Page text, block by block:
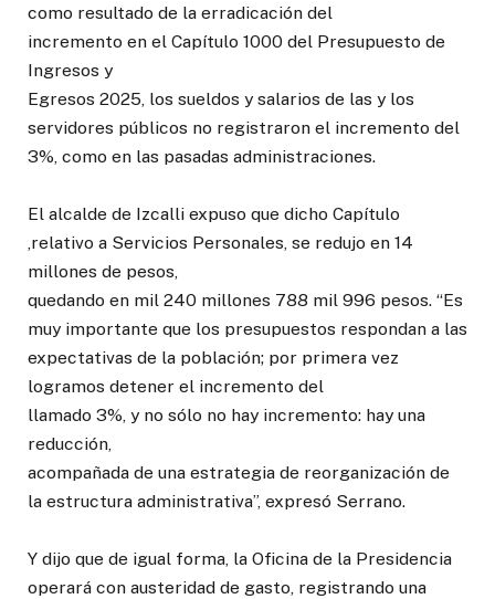
como resultado de la erradicación del
incremento en el Capítulo 1000 del Presupuesto de
Ingresos y
Egresos 2025, los sueldos y salarios de las y los
servidores públicos no registraron el incremento del
3%, como en las pasadas administraciones.
El alcalde de Izcalli expuso que dicho Capítulo
,relativo a Servicios Personales, se redujo en 14
millones de pesos,
quedando en mil 240 millones 788 mil 996 pesos. “Es
muy importante que los presupuestos respondan a las
expectativas de la población; por primera vez
logramos detener el incremento del
llamado 3%, y no sólo no hay incremento: hay una
reducción,
acompañada de una estrategia de reorganización de
la estructura administrativa”, expresó Serrano.
Y dijo que de igual forma, la Oficina de la Presidencia
operará con austeridad de gasto, registrando una